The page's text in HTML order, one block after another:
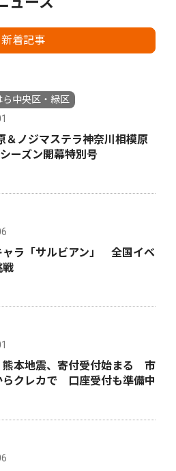
新着記事
ら中央区・緑区
＆ノジマステラ神奈川相模原
ーズン開幕特別号
ャラ「サルビアン」 全国イベ
戦
本地震、寄付受付始まる 市
らクレカで 口座受付も準備中